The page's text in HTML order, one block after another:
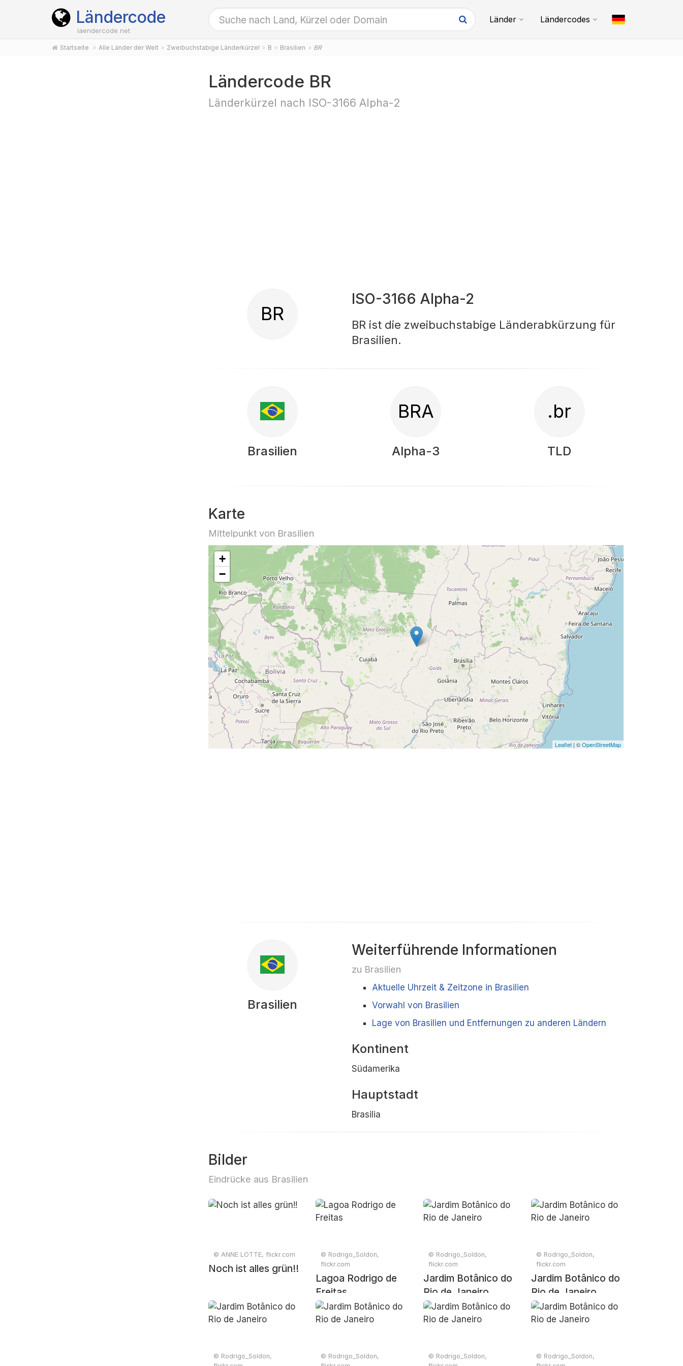
Ländercode
laendercode.net
Länder Ländercodes
Startseite Alle Länder der Welt Zweibuchstabige Länderkürzel B Brasilien BR
Ländercode BR
Länderkürzel nach ISO-3166 Alpha-2
BR
ISO-3166 Alpha-2
BR ist die zweibuchstabige Länderabkürzung für
Brasilien.
Brasilien
BRA
Alpha-3
.br
TLD
Karte
Mittelpunkt von Brasilien
+
−
Leaflet | ©OpenStreetMap
Brasilien
Weiterführende Informationen
zu Brasilien
Aktuelle Uhrzeit & Zeitzone in Brasilien
Vorwahl von Brasilien
Lage von Brasilien und Entfernungen zu anderen Ländern
Kontinent
Südamerika
Hauptstadt
Brasilia
Bilder
Eindrücke aus Brasilien
© ANNE LOTTE, flickr.com
Noch ist alles grün!!
© Rodrigo_Soldon,
flickr.com
Lagoa Rodrigo de
Freitas
© Rodrigo_Soldon,
flickr.com
Jardim Botânico do
Rio de Janeiro
© Rodrigo_Soldon,
flickr.com
Jardim Botânico do
Rio de Janeiro
© Rodrigo_Soldon,
© Rodrigo_Soldon,
© Rodrigo_Soldon,
© Rodrigo_Soldon,